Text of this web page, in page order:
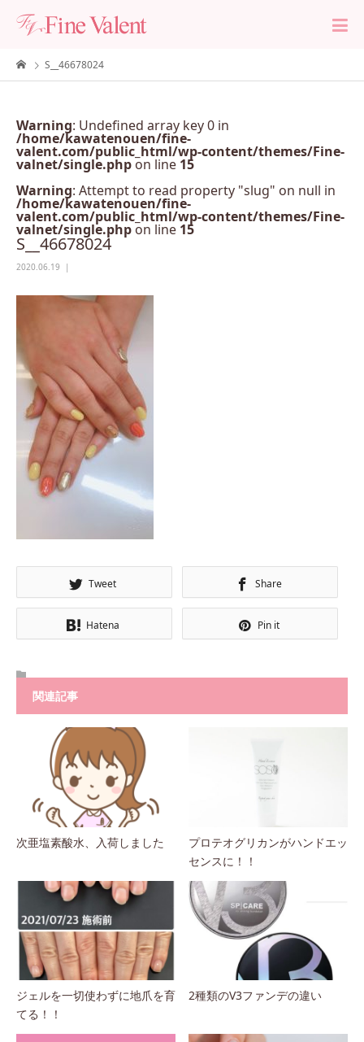
S__46678024
Warning: Undefined array key 0 in
/home/kawatenouen/fine-
valent.com/public_html/wp-content/themes/Fine-
valnet/single.phpon line 15
Warning: Attempt to read property "slug" on null in
/home/kawatenouen/fine-
valent.com/public_html/wp-content/themes/Fine-
valnet/single.phpon line 15
S__46678024
2020.06.19
Tweet Share
Hatena Pin it
関連記事
次亜塩素酸水、入荷しました
プロテオグリカンがハンドエッ
センスに！！
ジェルを一切使わずに地爪を育
てる！！
2種類のV3ファンデの違い